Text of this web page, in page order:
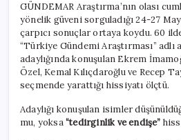
GÜNDEMAR Araştırma’nın olası
yönelik güveni sorguladığı 24-27
çarpıcı sonuçlar ortaya koydu. 60
“Türkiye Gündemi Araştırması” adlı
adaylığında konuşulan Ekrem
Özel, Kemal Kılıçdaroğlu ve Recep
seçmende yarattığı hissiyatı ölçtü.
Adaylığı konuşulan isimler
mu, yoksa“tedirginlik ve endişe”